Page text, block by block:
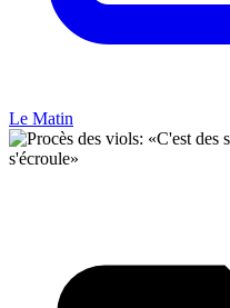
Le Matin